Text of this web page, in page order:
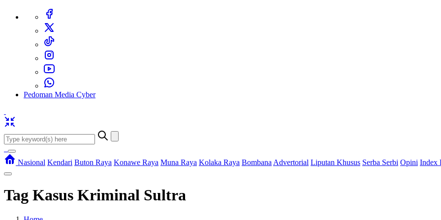
Pedoman Media Cyber
Nasional Kendari Buton Raya Konawe Raya Muna Raya Kolaka Raya Bombana Advertorial Liputan Khusus Serba Serbi Opini Index
Tag Kasus Kriminal Sultra